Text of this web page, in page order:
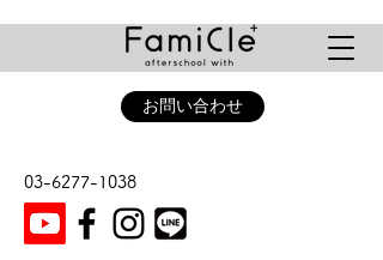
お問い合わせ
03-6277-1038